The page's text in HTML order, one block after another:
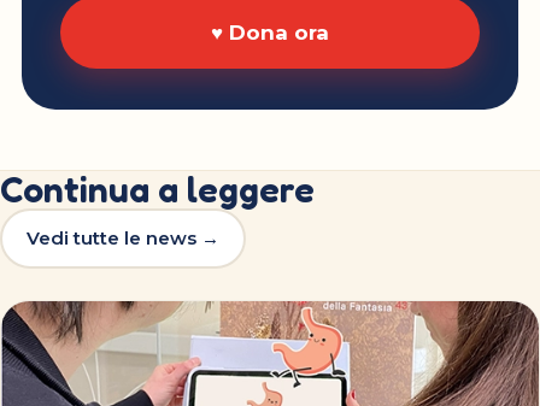
♥ Dona ora
Continua a leggere
Vedi tutte le news →